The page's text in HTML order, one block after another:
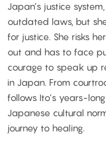
Japan’s justice
outdated laws, but
for justice. She risks
out and has to face
courage to speak up
in Japan. From
follows Ito’s years-
Japanese cultural
journey to healing.